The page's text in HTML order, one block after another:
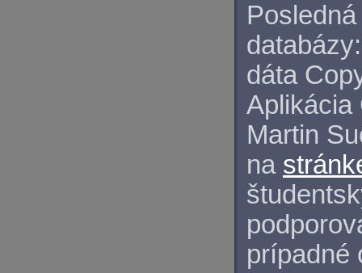
databázy:
dáta
Aplikácia
Martin
na
prípadné